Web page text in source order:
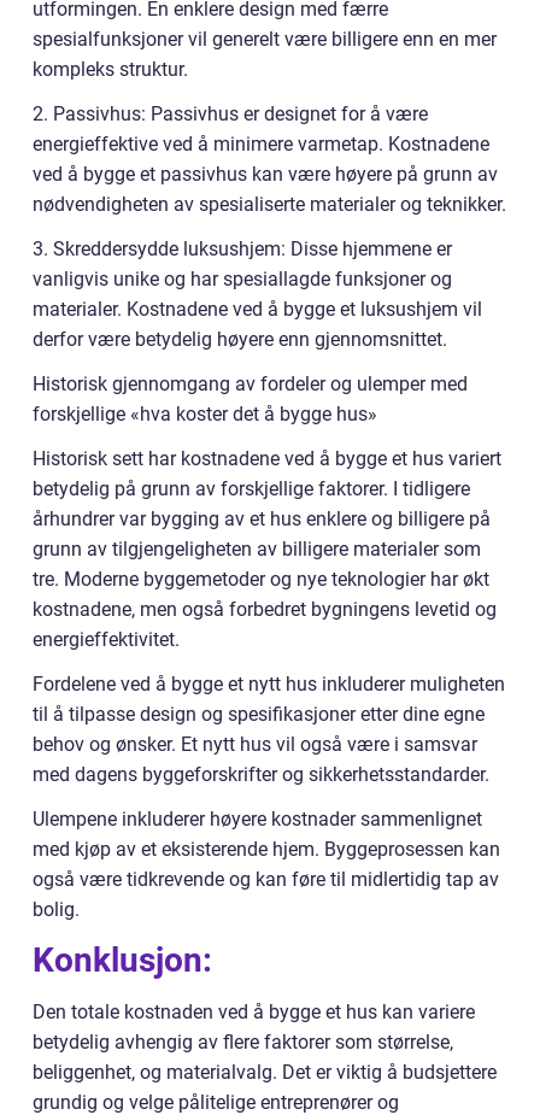
utformingen. En enklere design med færre
spesialfunksjoner vil generelt være billigere enn en mer
kompleks struktur.
2. Passivhus: Passivhus er designet for å være
energieffektive ved å minimere varmetap. Kostnadene
ved å bygge et passivhus kan være høyere på grunn av
nødvendigheten av spesialiserte materialer og teknikker.
3. Skreddersydde luksushjem: Disse hjemmene er
vanligvis unike og har spesiallagde funksjoner og
materialer. Kostnadene ved å bygge et luksushjem vil
derfor være betydelig høyere enn gjennomsnittet.
Historisk gjennomgang av fordeler og ulemper med
forskjellige «hva koster det å bygge hus»
Historisk sett har kostnadene ved å bygge et hus variert
betydelig på grunn av forskjellige faktorer. I tidligere
århundrer var bygging av et hus enklere og billigere på
grunn av tilgjengeligheten av billigere materialer som
tre. Moderne byggemetoder og nye teknologier har økt
kostnadene, men også forbedret bygningens levetid og
energieffektivitet.
Fordelene ved å bygge et nytt hus inkluderer muligheten
til å tilpasse design og spesifikasjoner etter dine egne
behov og ønsker. Et nytt hus vil også være i samsvar
med dagens byggeforskrifter og sikkerhetsstandarder.
Ulempene inkluderer høyere kostnader sammenlignet
med kjøp av et eksisterende hjem. Byggeprosessen kan
også være tidkrevende og kan føre til midlertidig tap av
bolig.
Konklusjon:
Den totale kostnaden ved å bygge et hus kan variere
betydelig avhengig av flere faktorer som størrelse,
beliggenhet, og materialvalg. Det er viktig å budsjettere
grundig og velge pålitelige entreprenører og